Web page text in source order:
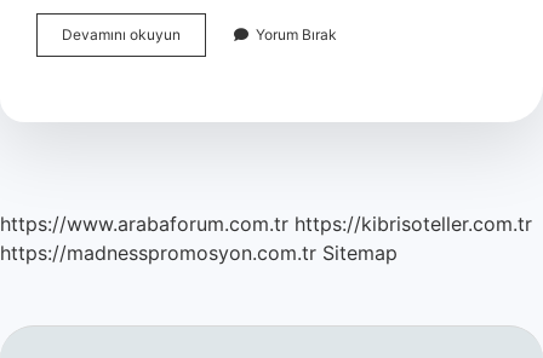
Devamını okuyun
Evi
Zaman
Yorum Bırak
https://www.arabaforum.com.tr https://kibrisoteller.com.tr
https://madnesspromosyon.com.tr Sitemap